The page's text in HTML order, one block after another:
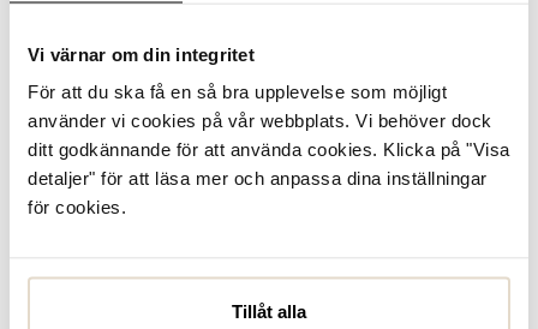
Vi värnar om din integritet
För att du ska få en så bra upplevelse som möjligt
använder vi cookies på vår webbplats. Vi behöver dock
ditt godkännande för att använda cookies. Klicka på "Visa
detaljer" för att läsa mer och anpassa dina inställningar
för cookies.
Tillåt alla
Produktbeskrivning
Vattenavvisande och varma vinterkänogr från Rieker.
Ovandelen är tillverkad i vit skinnimitation och är designad
med praktisk dragkedja och elastiska skosnören. Inuti finner
du ett varmt och skönt inn...